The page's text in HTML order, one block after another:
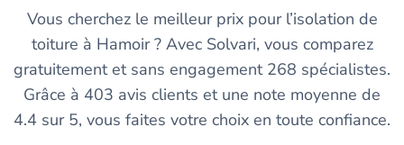
Vous cherchez le meilleur prix pour l’isolation de
toiture à Hamoir ? Avec Solvari, vous comparez
gratuitement et sans engagement 268 spécialistes.
Grâce à 403 avis clients et une note moyenne de
4.4 sur 5, vous faites votre choix en toute confiance.